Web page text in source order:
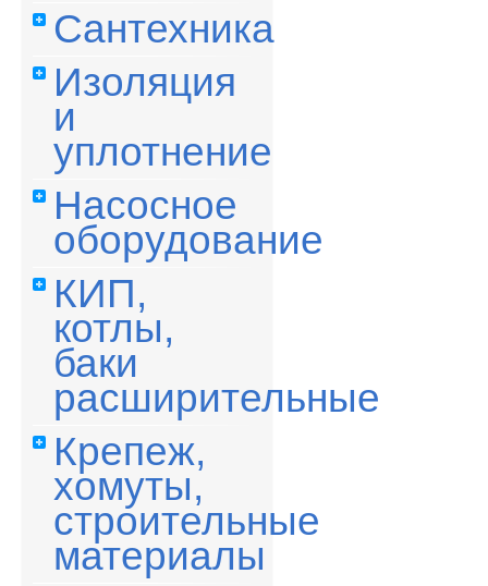
Сантехника
Изоляция
и
уплотнение
Насосное
оборудование
КИП,
котлы,
баки
расширительные
Крепеж,
хомуты,
строительные
материалы